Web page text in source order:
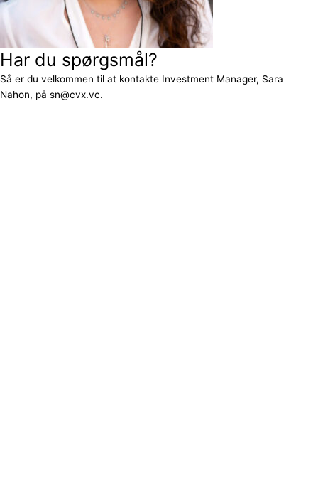
Har du spørgsmål?
Så er du velkommen til at kontakte Investment Manager, Sara
Nahon, på sn@cvx.vc.